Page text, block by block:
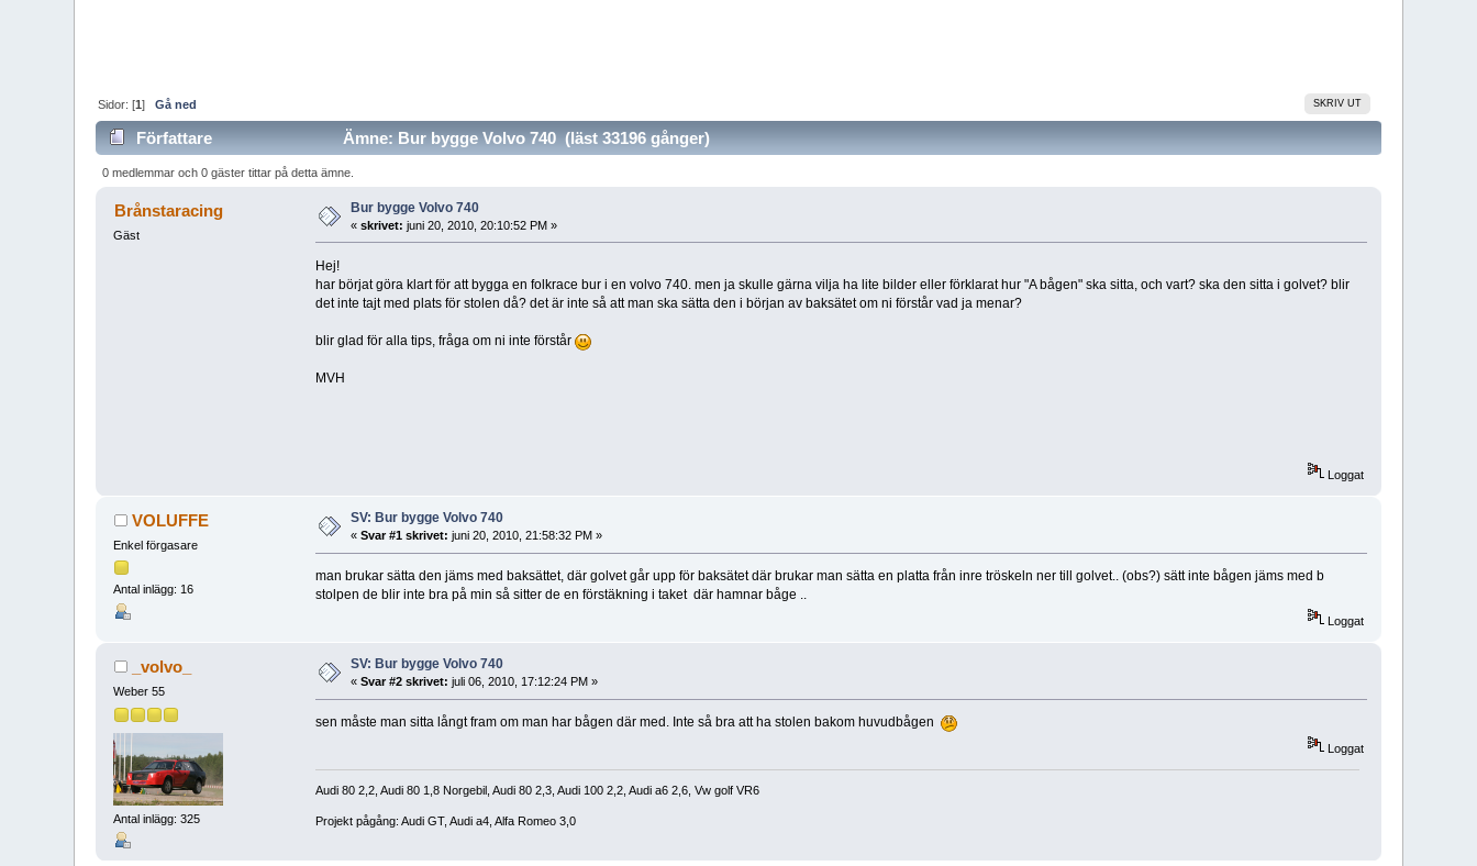
SKRIV UT
Sidor: [1]Gå ned
Författare Ämne: Bur bygge Volvo 740 (läst 33196 gånger)
0 medlemmar och 0 gäster tittar på detta ämne.
Brånstaracing
Gäst
Bur bygge Volvo 740
«skrivet: juni 20, 2010, 20:10:52 PM »
Hej!
har börjat göra klart för att bygga en folkrace bur i en volvo 740. men ja skulle gärna vilja ha lite bilder eller förklarat hur "A bågen" ska sitta, och vart? ska den sitta i golvet? blir
det inte tajt med plats för stolen då? det är inte så att man ska sätta den i början av baksätet om ni förstår vad ja menar?
blir glad för alla tips, fråga om ni inte förstår
MVH
Loggat
VOLUFFE
Enkel förgasare
Antal inlägg: 16
SV: Bur bygge Volvo 740
«Svar #1 skrivet: juni 20, 2010, 21:58:32 PM »
man brukar sätta den jäms med baksättet, där golvet går upp för baksätet där brukar man sätta en platta från inre tröskeln ner till golvet.. (obs?) sätt inte bågen jäms med b
stolpen de blir inte bra på min så sitter de en förstäkning i taket där hamnar båge ..
Loggat
_volvo_
Weber 55
Antal inlägg: 325
SV: Bur bygge Volvo 740
«Svar #2 skrivet: juli 06, 2010, 17:12:24 PM »
sen måste man sitta långt fram om man har bågen där med. Inte så bra att ha stolen bakom huvudbågen
Loggat
Audi 80 2,2, Audi 80 1,8 Norgebil, Audi 80 2,3, Audi 100 2,2, Audi a6 2,6, Vw golf VR6
Projekt pågång: Audi GT, Audi a4, Alfa Romeo 3,0